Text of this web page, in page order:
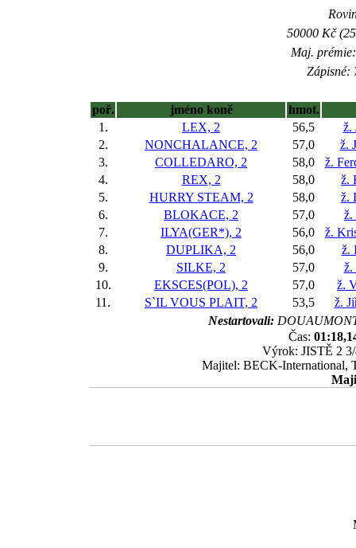
50000 Kč
Maj.
Zápisné:
poř. jméno koně
hmot.
1.
LEX, 2 56,5
ž.
2.
NONCHALANCE, 2 57,0
ž.
3.
COLLEDARO, 2 58,0
ž.
4.
REX, 2 58,0
ž.
5.
HURRY STEAM, 2 58,0
ž.
6.
BLOKACE, 2 57,0
ž.
7.
ILYA(GER*), 2 56,0
ž.
8.
DUPLIKA, 2 56,0
ž.
9.
SILKE, 2 57,0
ž.
10.
EKSCES(POL), 2 57,0
ž.
11.
S`IL VOUS PLAIT, 2 53,5
ž.
Nestartovali:
Čas:
Výrok: JISTĚ 2
Majitel: BECK-International,